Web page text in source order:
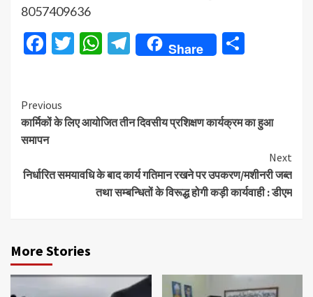
8057409636
Facebook
TwitterWhatsApp
Telegram
Share
Continue
Reading
Previous
कार्मिकों के लिए आयोजित तीन दिवसीय प्रशिक्षण कार्यक्रम का हुआ
समापन
Next
निर्धारित समयावधि के बाद कार्य गतिमान रखने पर उपकरण/मशीनरी जब्त
तथा सम्बन्धितों के विरूद्ध होगी कड़ी कार्यवाही : डीएम
More Stories